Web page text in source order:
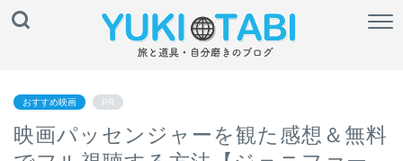
おすすめ映画 PR
映画パッセンジャーを観た感想＆無料